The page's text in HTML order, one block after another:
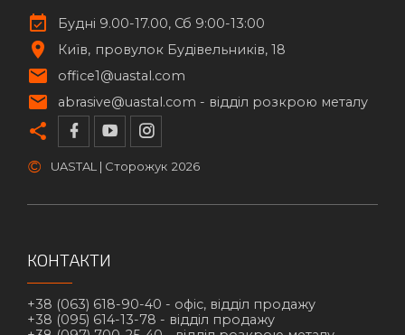
Будні 9.00-17.00, Сб 9:00-13:00
Київ
провулок Будівельників, 18
office1@uastal.com
abrasive@uastal.com - відділ розкрою металу
© UASTAL | Сторожук 2026
КОНТАКТИ
+38 (063) 618-90-40 - офіс, відділ продажу
+38 (095) 614-13-78 - відділ продажу